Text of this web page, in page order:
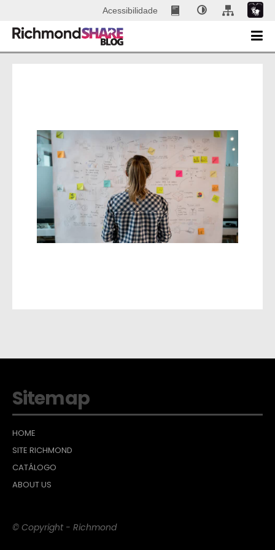
Acessibilidade
Sitemap
HOME
SITE RICHMOND
CATÁLOGO
ABOUT US
© Copyright - Richmond